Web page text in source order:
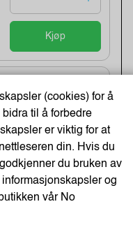
Kjøp
/
lager.
(cookies) for å
til å forbedre
er viktig for at
din. Hvis du
du bruken av
og
vårNo